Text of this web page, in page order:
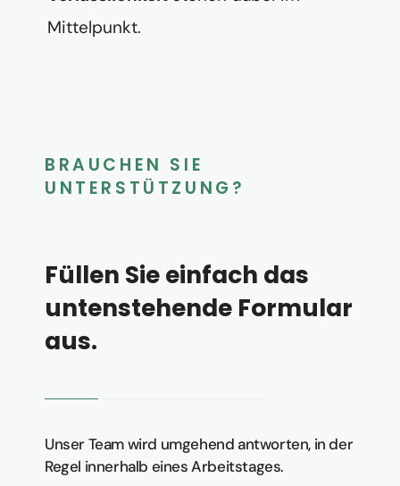
Mittelpunkt.
BRAUCHEN SIE
UNTERSTÜTZUNG?
Füllen Sie einfach das
untenstehende Formular
aus.
Unser Team wird umgehend antworten, in der
Regel innerhalb eines Arbeitstages.